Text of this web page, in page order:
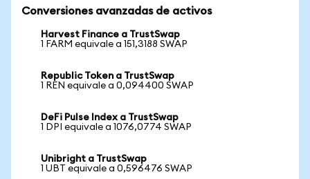
Conversiones avanzadas de activos
Harvest Finance a TrustSwap
1 FARM equivale a 151,3188 SWAP
Republic Token a TrustSwap
1 REN equivale a 0,094400 SWAP
DeFi Pulse Index a TrustSwap
1 DPI equivale a 1076,0774 SWAP
Unibright a TrustSwap
1 UBT equivale a 0,596476 SWAP